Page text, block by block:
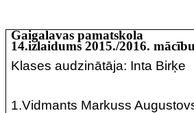
Gaigalavas pamatskola
14.izlaidums 2015./2016.
Klases audzinātāja: Inta Birķe
1.Vidmants Markuss